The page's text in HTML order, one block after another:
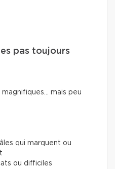
pas toujours
mais peu
qui marquent ou
ou difficiles